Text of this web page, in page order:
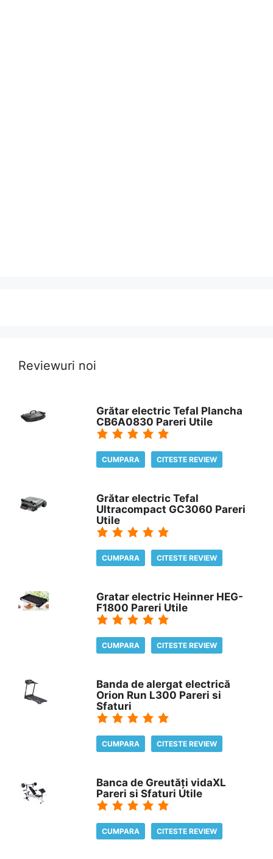
Reviewuri noi
Grătar electric Tefal Plancha
CB6A0830 Pareri Utile
CUMPARA CITESTE REVIEW
Grătar electric Tefal
Ultracompact GC3060 Pareri
Utile
CUMPARA CITESTE REVIEW
Gratar electric Heinner HEG-
F1800 Pareri Utile
CUMPARA CITESTE REVIEW
Banda de alergat electrică
Orion Run L300 Pareri si
Sfaturi
CUMPARA CITESTE REVIEW
Banca de Greutăți vidaXL
Pareri si Sfaturi Utile
CUMPARA CITESTE REVIEW